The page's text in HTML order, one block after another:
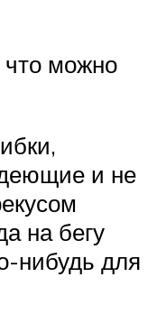
что можно
и не
на бегу
нибудь для